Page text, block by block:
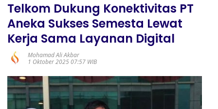
Telkom Dukung Konektivitas PT
Aneka Sukses Semesta Lewat
Kerja Sama Layanan Digital
Mohamad Ali Akbar
1 Oktober 2025 07:57 WIB